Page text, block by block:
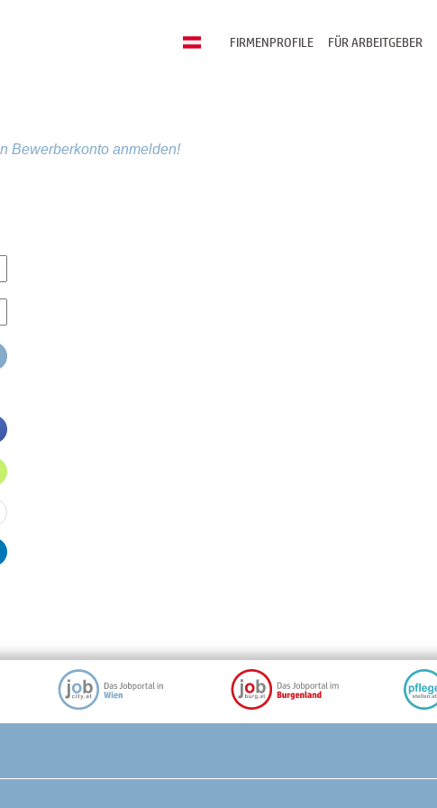
FÜR ARBEITGEBER
FIRMENPROFILE
Bewerberkonto anmelden!